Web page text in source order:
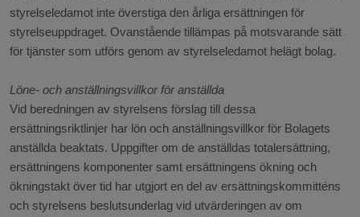
styrelseledamot inte överstiga den årliga ersättningen för
styrelseuppdraget. Ovanstående tillämpas på motsvarande sätt
för tjänster som utförs genom av styrelseledamot helägt bolag.
Löne- och anställningsvillkor för anställda
Vid beredningen av styrelsens förslag till dessa
ersättningsriktlinjer har lön och anställningsvillkor för Bolagets
anställda beaktats. Uppgifter om de anställdas totalersättning,
ersättningens komponenter samt ersättningens ökning och
ökningstakt över tid har utgjort en del av ersättningskommitténs
och styrelsens beslutsunderlag vid utvärderingen av om